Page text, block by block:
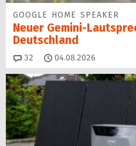
GOOGLE HOME SPEAKER
Neuer Gemini-
Deutschland
32 Kommentare
04.08.2026